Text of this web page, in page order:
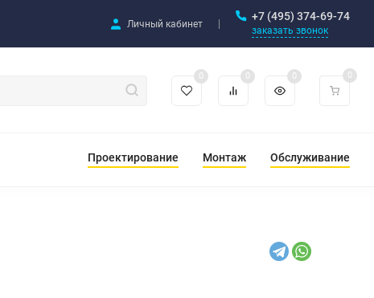
Личный кабинет
+7 (495) 374-69-74
заказать звонок
0 0 0 0
Проектирование Монтаж Обслуживание